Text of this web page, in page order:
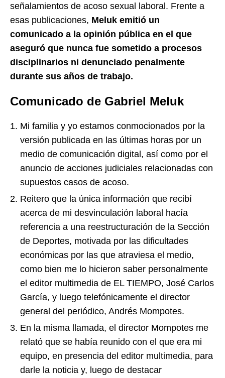
señalamientos de acoso sexual laboral. Frente a
esas publicaciones, Meluk emitió un
comunicado a la opinión pública en el que
aseguró que nunca fue sometido a procesos
disciplinarios ni denunciado penalmente
durante sus años de trabajo.
Comunicado de Gabriel Meluk
Mi familia y yo estamos conmocionados por la
versión publicada en las últimas horas por un
medio de comunicación digital, así como por el
anuncio de acciones judiciales relacionadas con
supuestos casos de acoso.
Reitero que la única información que recibí
acerca de mi desvinculación laboral hacía
referencia a una reestructuración de la Sección
de Deportes, motivada por las dificultades
económicas por las que atraviesa el medio,
como bien me lo hicieron saber personalmente
el editor multimedia de EL TIEMPO, José Carlos
García, y luego telefónicamente el director
general del periódico, Andrés Mompotes.
En la misma llamada, el director Mompotes me
relató que se había reunido con el que era mi
equipo, en presencia del editor multimedia, para
darle la noticia y, luego de destacar